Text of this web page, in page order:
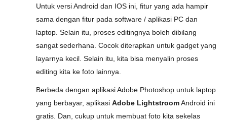
Untuk versi Android dan IOS ini, fitur yang ada hampir
sama dengan fitur pada software / aplikasi PC dan
laptop. Selain itu, proses editingnya boleh dibilang
sangat sederhana. Cocok diterapkan untuk gadget yang
layarnya kecil. Selain itu, kita bisa menyalin proses
editing kita ke foto lainnya.
Berbeda dengan aplikasi Adobe Photoshop untuk laptop
yang berbayar, aplikasi Adobe LightstroomAndroid ini
gratis. Dan, cukup untuk membuat foto kita sekelas